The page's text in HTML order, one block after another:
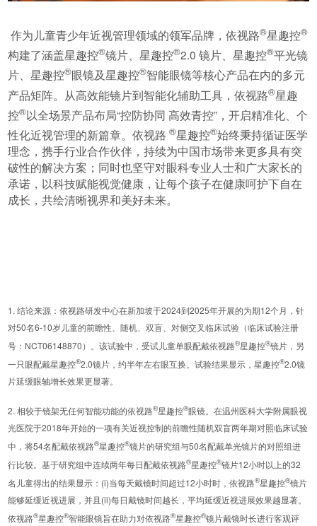
作为儿童青少年近视管理领域的领军品牌，依视路®星趣控®
构建了涵盖星趣控®镜片、星趣控®2.0 镜片、星趣控®平光镜
片、星趣控®眼镜及星趣控®智能眼镜等核心产品在内的多元
产品矩阵。从高效能镜片到智能化辅助工具，依视路®星趣
控®以全场景产品布局“控防协同 高效青控”，开启精准化、个
性化近视管理的新篇章。依视路®星趣控®始终秉持循证医学
理念，携手行业合作伙伴，持续为中国市场带来更多具有突
破性的解决方案；同时也坚守对眼科专业人士和广大家长的
承诺，以科技赋能视觉健康，让每个孩子在健康呵护下自在
成长，共绘清晰视界和美好未来。
1. 结论来源：依视路研发中心在新加坡于2024到2025年开展的为期12个月，针
对50名6-10岁儿童的前瞻性、随机、双盲、对侧交叉临床试验（临床试验注册
号：NCT06148870）。该试验中，受试儿童单眼配戴依视路®星趣控®镜片，另
一只眼配戴星趣控®2.0镜片，约半年左右眼互换。试验结果显示，星趣控®2.0镜
片延缓眼轴增长效果更显著。
2. 相较于镜架无任何智能功能的依视路®星趣控®眼镜。在温州医科大学附属眼视
光医院于2018年开始的一项有关近视控制的前瞻性随机双盲两年期对照临床试验
中，将54名配戴依视路®星趣控®镜片的研究组与50名配戴单光镜片的对照组进
行比较。基于研究组中连续两年每日配戴依视路®星趣控®镜片12小时以上的32
名儿童得出的结果显示：(i)当每天戴镜时间超过12小时时，依视路®星趣控®镜片
能够延缓近视进展，并且(ii)每日戴镜时间越长，平均延缓近视进展效果越显著。
依视路®星趣控®智能眼镜旨在助力对依视路®星趣控®镜片戴镜时长进行客观评